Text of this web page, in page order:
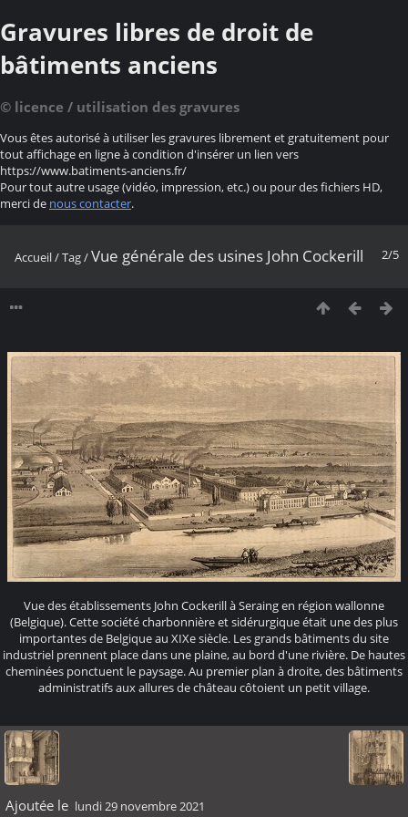
Gravures libres de droit de
bâtiments anciens
© licence / utilisation des gravures
Vous êtes autorisé à utiliser les gravures librement et gratuitement pour
tout affichage en ligne à condition d'insérer un lien vers
https://www.batiments-anciens.fr/
Pour tout autre usage (vidéo, impression, etc.) ou pour des fichiers HD,
merci de nous contacter.
2/5
Accueil/Tag/Vue générale des usines John Cockerill
Vue des établissements John Cockerill à Seraing en région wallonne
(Belgique). Cette société charbonnière et sidérurgique était une des plus
importantes de Belgique au XIXe siècle. Les grands bâtiments du site
industriel prennent place dans une plaine, au bord d'une rivière. De hautes
cheminées ponctuent le paysage. Au premier plan à droite, des bâtiments
administratifs aux allures de château côtoient un petit village.
Ajoutée le lundi 29 novembre 2021